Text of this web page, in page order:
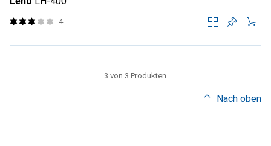
4
3 von 3 Produkten
Nach oben